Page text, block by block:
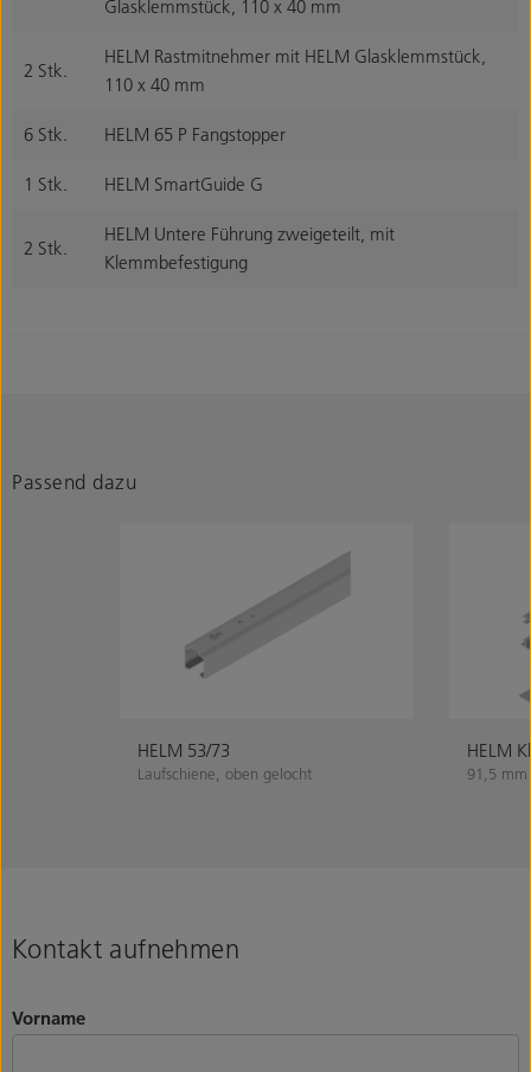
Glasklemmstück, 110 x 40 mm
2 Stk.
HELM Rastmitnehmer mit HELM Glasklemmstück,
110 x 40 mm
6 Stk. HELM 65 P Fangstopper
1 Stk. HELM SmartGuide G
2 Stk.
HELM Untere Führung zweigeteilt, mit
Klemmbefestigung
Passend dazu
HELM 53/73
Laufschiene, oben gelocht
HELM
91,5 mm
Kontakt aufnehmen
Vorname